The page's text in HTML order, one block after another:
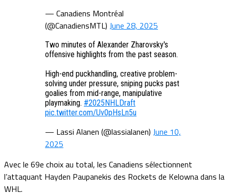
— Canadiens Montréal
(@CanadiensMTL) June 28, 2025
Two minutes of Alexander Zharovsky's
offensive highlights from the past season.
High-end puckhandling, creative problem-
solving under pressure, sniping pucks past
goalies from mid-range, manipulative
playmaking. #2025NHLDraft
pic.twitter.com/Uv0pHsLn5u
— Lassi Alanen (@lassialanen) June 10,
2025
Avec le 69e choix au total, les Canadiens sélectionnent
l’attaquant Hayden Paupanekis des Rockets de Kelowna dans la
WHL.